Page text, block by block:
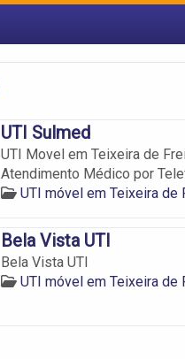
UTI Sulmed
UTI Movel em Teixeira de
Atendimento Médico por
UTI móvel em Teixeira de
Bela Vista UTI
Bela Vista UTI
UTI móvel em Teixeira de